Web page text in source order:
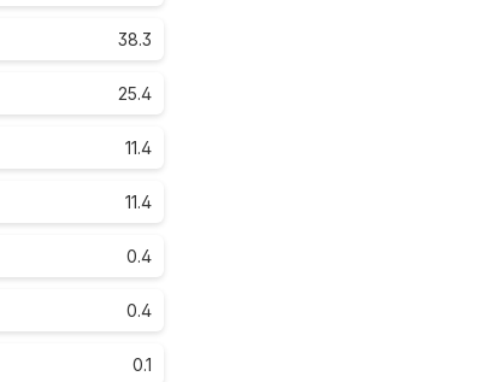
38.3
25.4
11.4
11.4
0.4
0.4
0.1